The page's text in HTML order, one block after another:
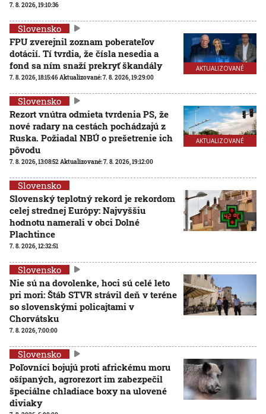
7. 8. 2026, 19:10:36
AKTUALIZOVANÉ
Slovensko
FPU zverejnil zoznam poberateľov
dotácií. Tí tvrdia, že čísla nesedia a
fond sa ním snaží prekryť škandály
7. 8. 2026, 18:15:46Aktualizované:7. 8. 2026, 19:29:00
AKTUALIZOVANÉ
Slovensko
Rezort vnútra odmieta tvrdenia PS, že
nové radary na cestách pochádzajú z
Ruska. Požiadal NBÚ o prešetrenie ich
pôvodu
7. 8. 2026, 13:08:52Aktualizované:7. 8. 2026, 19:12:00
Slovensko
Slovenský teplotný rekord je rekordom
celej strednej Európy: Najvyššiu
hodnotu namerali v obci Dolné
Plachtince
7. 8. 2026, 12:32:51
Slovensko
Nie sú na dovolenke, hoci sú celé leto
pri mori: Štáb STVR strávil deň v teréne
so slovenskými policajtami v
Chorvátsku
7. 8. 2026, 7:00:00
Slovensko
Poľovníci bojujú proti africkému moru
ošípaných, agrorezort im zabezpečil
špeciálne chladiace boxy na ulovené
diviaky